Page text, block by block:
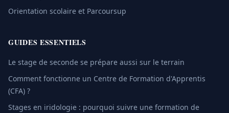
Orientation scolaire et Parcoursup
GUIDES ESSENTIELS
Le stage de seconde se prépare aussi sur le terrain
Comment fonctionne un Centre de Formation d'Apprentis
(CFA) ?
Stages en iridologie : pourquoi suivre une formation de